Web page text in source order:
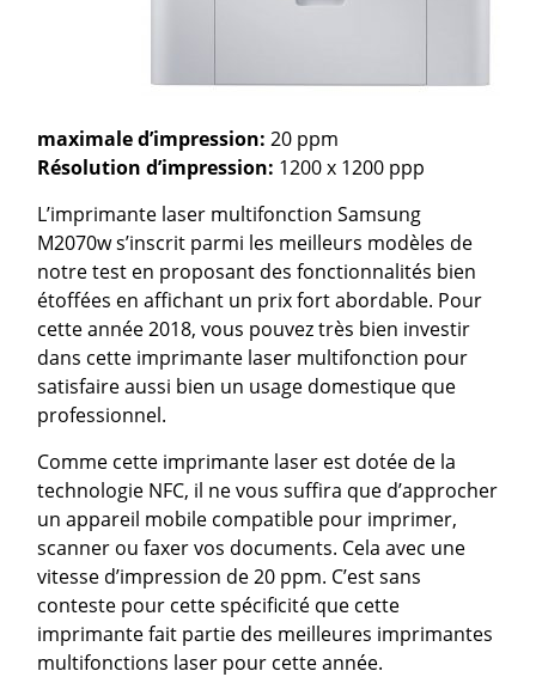
maximale d’impression:20 ppm
Résolution d’impression: 1200 x 1200 ppp
L’imprimante laser multifonction Samsung
M2070w s’inscrit parmi les meilleurs modèles de
notre test en proposant des fonctionnalités bien
étoffées en affichant un prix fort abordable. Pour
cette année 2018, vous pouvez très bien investir
dans cette imprimante laser multifonction pour
satisfaire aussi bien un usage domestique que
professionnel.
Comme cette imprimante laser est dotée de la
technologie NFC, il ne vous suffira que d’approcher
un appareil mobile compatible pour imprimer,
scanner ou faxer vos documents. Cela avec une
vitesse d’impression de 20 ppm. C’est sans
conteste pour cette spécificité que cette
imprimante fait partie des meilleures imprimantes
multifonctions laser pour cette année.